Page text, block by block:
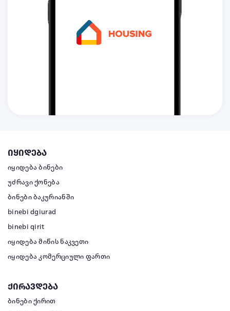
იყიდება
იყიდება ბინები
უძრავი ქონება
ბინები ბაკურიანში
binebi dgiurad
binebi qirit
იყიდება მიწის ნაკვეთი
იყიდება კომერციული ფართი
ქირავდება
ბინები ქირით